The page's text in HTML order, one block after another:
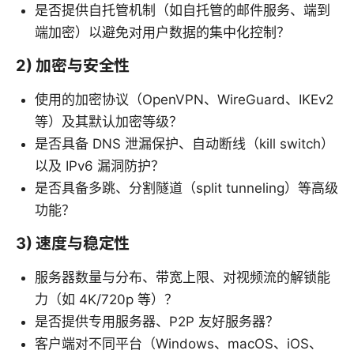
是否提供自托管机制（如自托管的邮件服务、端到
端加密）以避免对用户数据的集中化控制？
2) 加密与安全性
使用的加密协议（OpenVPN、WireGuard、IKEv2
等）及其默认加密等级？
是否具备 DNS 泄漏保护、自动断线（kill switch）
以及 IPv6 漏洞防护？
是否具备多跳、分割隧道（split tunneling）等高级
功能？
3) 速度与稳定性
服务器数量与分布、带宽上限、对视频流的解锁能
力（如 4K/720p 等）？
是否提供专用服务器、P2P 友好服务器？
客户端对不同平台（Windows、macOS、iOS、